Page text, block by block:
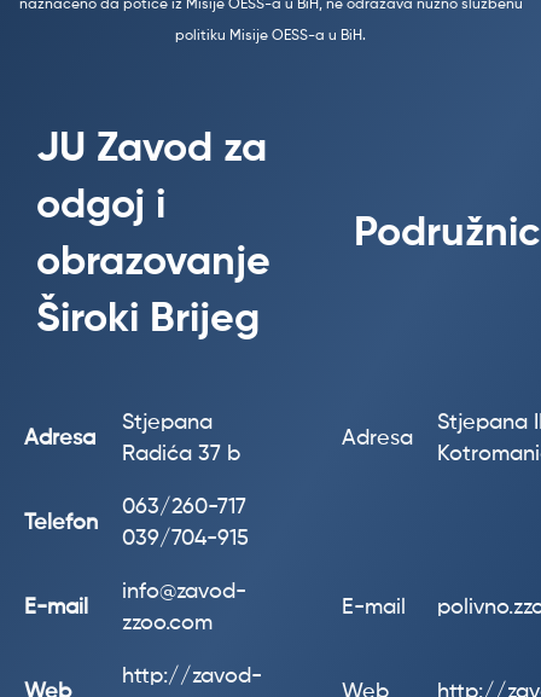
naznačeno da potiče iz Misije OESS-a u BiH, ne odražava nužno službenu
politiku Misije OESS-a u BiH.
JU Zavod za
odgoj i
obrazovanje
Široki Brijeg
Adresa
Stjepana
Radića 37 b
Adresa
Stjepana
Telefon
063/260-717
039/704-915
E-mail
info@zavod-
zzoo.com
E-mail
Web
http://zavod-
Web http://